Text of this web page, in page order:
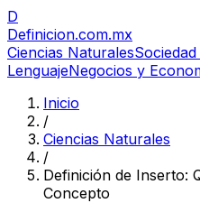
D
Definicion.com.mx
Ciencias Naturales
LenguajeNegocios y
Inicio
/
Ciencias Naturales
/
Definición de Inserto:
Concepto